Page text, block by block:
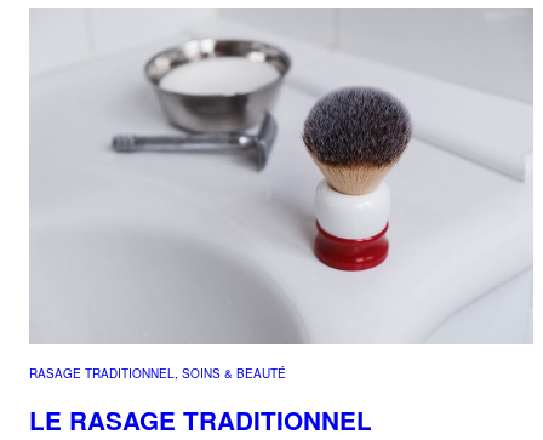
RASAGE TRADITIONNEL, SOINS & BEAUTÉ
LE RASAGE TRADITIONNEL